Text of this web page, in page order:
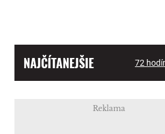
NAJČÍTANEJŠIE 72
Reklama